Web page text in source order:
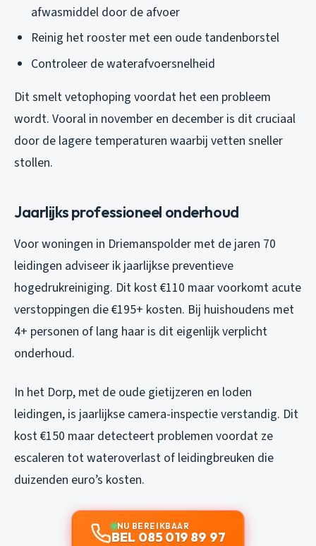
afwasmiddel door de afvoer
Reinig het rooster met een oude tandenborstel
Controleer de waterafvoersnelheid
Dit smelt vetophoping voordat het een probleem
wordt. Vooral in november en december is dit cruciaal
door de lagere temperaturen waarbij vetten sneller
stollen.
Jaarlijks professioneel onderhoud
Voor woningen in Driemanspolder met de jaren 70
leidingen adviseer ik jaarlijkse preventieve
hogedrukreiniging. Dit kost €110 maar voorkomt acute
verstoppingen die €195+ kosten. Bij huishoudens met
4+ personen of lang haar is dit eigenlijk verplicht
onderhoud.
In het Dorp, met de oude gietijzeren en loden
leidingen, is jaarlijkse camera-inspectie verstandig. Dit
kost €150 maar detecteert problemen voordat ze
escaleren tot wateroverlast of leidingbreuken die
duizenden euro’s kosten.
NU BEREIKBAAR
BEL 085 019 89 97